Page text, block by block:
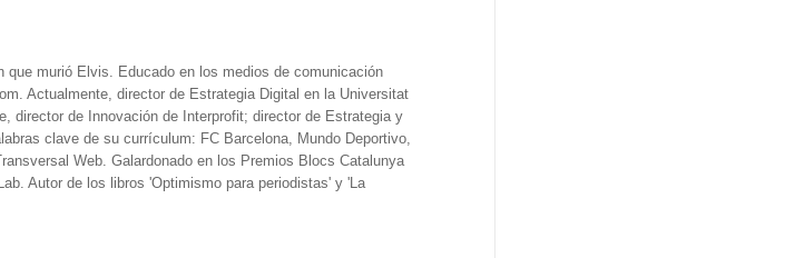
que murió Elvis. Educado en los medios de comunicación
Actualmente, director de Estrategia Digital en la Universitat
director de Innovación de Interprofit; director de Estrategia y
clave de su currículum: FC Barcelona, Mundo Deportivo,
Web. Galardonado en los Premios Blocs Catalunya
Autor de los libros 'Optimismo para periodistas' y 'La